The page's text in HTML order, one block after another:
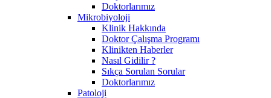
Doktorlarımız
Mikrobiyoloji
Klinik Hakkında
Doktor Çalışma Programı
Klinikten Haberler
Nasıl Gidilir ?
Sıkça Sorulan Sorular
Doktorlarımız
Patoloji